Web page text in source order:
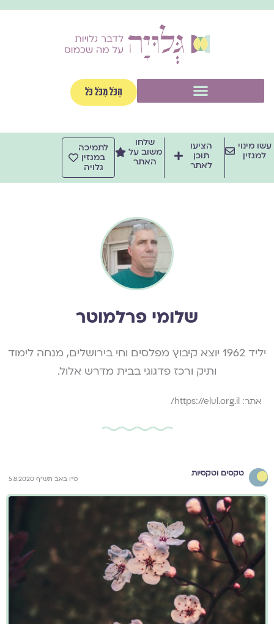
לתוכן
הַכֹּל מִכֹּל כֹּל
עשו מינוי
למגזין
הציעו
תוכן
לאתר
שלחו
משוב על
האתר
לתמיכה
במגזין
גלויה
שלומי פרלמוטר
יליד 1962 יוצא קיבוץ מפלסים וחי בירושלים, מנחה לימוד
ותיק ורכז פדגוגי בבית מדרש אלול.
אתר: https://elul.org.il/
טקסים וטקסיות
ט"ו באב תש"ף 5.8.2020